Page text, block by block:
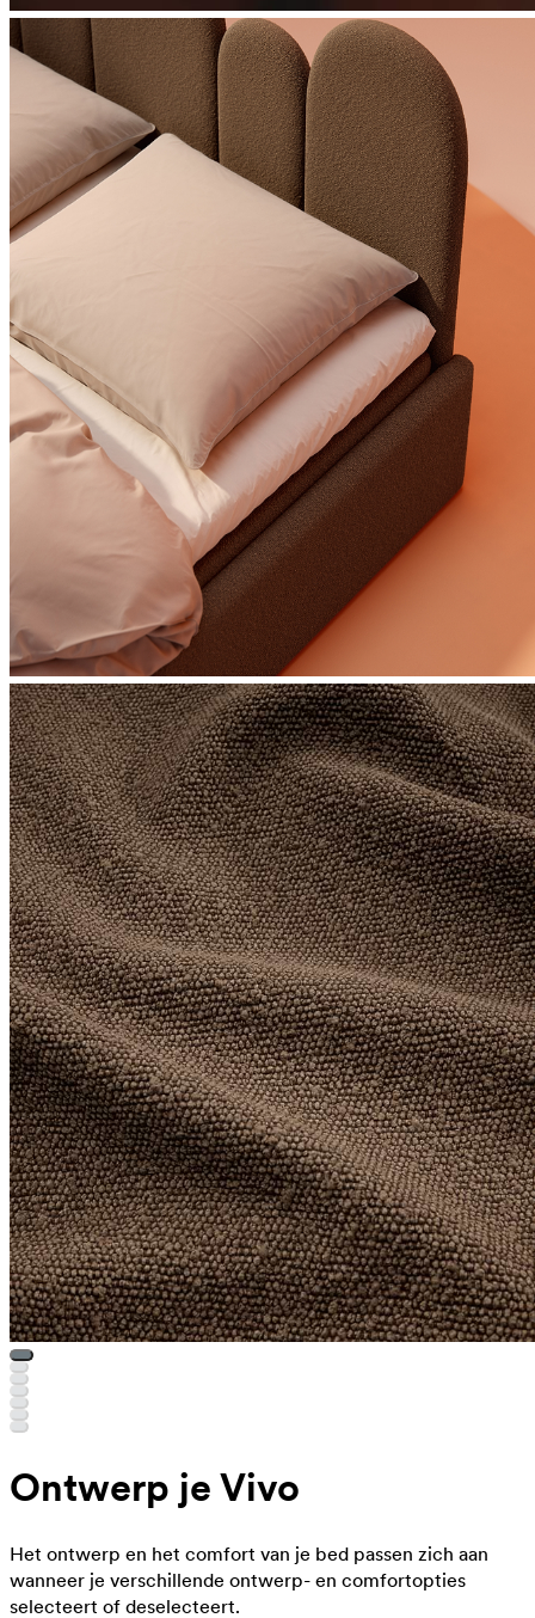
Ontwerp je Vivo
Het ontwerp en het comfort van je bed passen zich aan
wanneer je verschillende ontwerp- en comfortopties
selecteert of deselecteert.